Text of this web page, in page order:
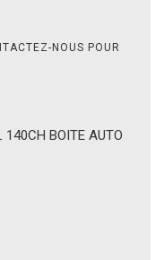
NOUS POUR
BOITE AUTO